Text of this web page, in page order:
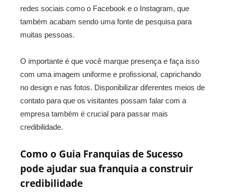
redes sociais como o Facebook e o Instagram, que
também acabam sendo uma fonte de pesquisa para
muitas pessoas.
O importante é que você marque presença e faça isso
com uma imagem uniforme e profissional, caprichando
no design e nas fotos. Disponibilizar diferentes meios de
contato para que os visitantes possam falar com a
empresa também é crucial para passar mais
credibilidade.
Como o Guia Franquias de Sucesso
pode ajudar sua franquia a construir
credibilidade